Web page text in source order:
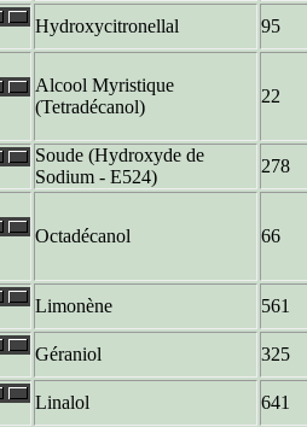
Hydroxycitronellal 95
Alcool Myristique
(Tetradécanol)
22
Soude (Hydroxyde de
Sodium - E524)
278
Octadécanol 66
Limonène 561
Géraniol 325
Linalol 641